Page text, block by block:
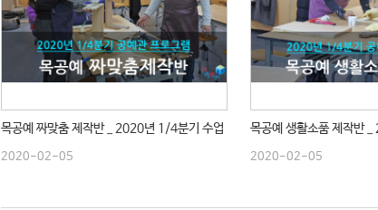
목공예 짜맞춤 제작반 _ 2020년 1/4분기 수업
2020-02-05 2020-02-05